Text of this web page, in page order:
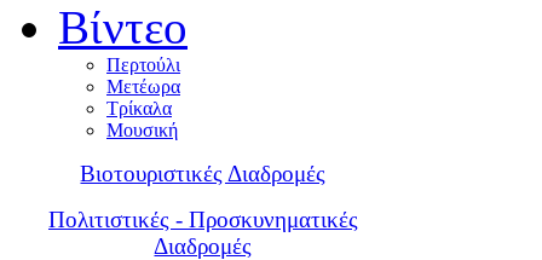
Βίντεο
Περτούλι
Μετέωρα
Τρίκαλα
Μουσική
Βιοτουριστικές Διαδρομές
Πολιτιστικές - Προσκυνηματικές
Διαδρομές